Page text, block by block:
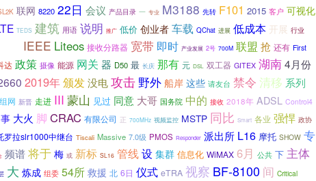
联网 8220 22日 会议 产品目录 一 专业 M3188 先转 F101 2015 客户 可视化
TEDS 建筑 用语 说明 推广 低价 创业者 车载 QChat 进展 低成本 开展 行业
IEEE Liteos 接收分路器 宽带 即时 产业发展 2号 700M 联盟 抢 还有 First
达 政策 摄像 能源 网关 器 D50 最 长庆 那有 元 DSL 双工器 GITEX 湖南4月份
2019年颁发没电攻击野外 船岸 这些 请友台 禁令 清移 系列
组网 新晋 走进 III 蒙山 见过 同意 大哥 国务院 中的 接收 2018年 ADSL Control4
事 大火 脚 CRAC 有限公司 正 700MHz 视频监控 MSTP 同比 Smart 各业 强悍 政协
罗拉slr1000中继台 Tiscali Massive 7.0级 PMOS Responder 派出所 L16 摩托 SHOW 专
频谱将于梅 或 新标 SL16 管线设 集群 信息化 WiMAX 6月 公共 下 主体
大 炼成 组委 54所 救援 北 6日 仪式 eTRA 视察 BF-8100 间 Critical